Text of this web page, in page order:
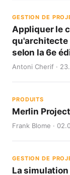
GESTION DE
Appliquer le
qu'architecte
selon la 6e
Antoni Cherif ·
PRODUITS
Merlin
Frank Blome ·
GESTION DE
La